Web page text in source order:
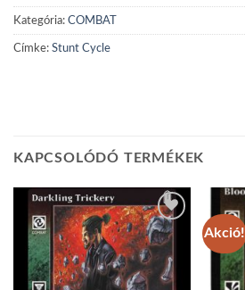
Kategória: COMBAT
Címke: Stunt Cycle
KAPCSOLÓDÓ TERMÉKEK
Add to
wishlist
Akció!